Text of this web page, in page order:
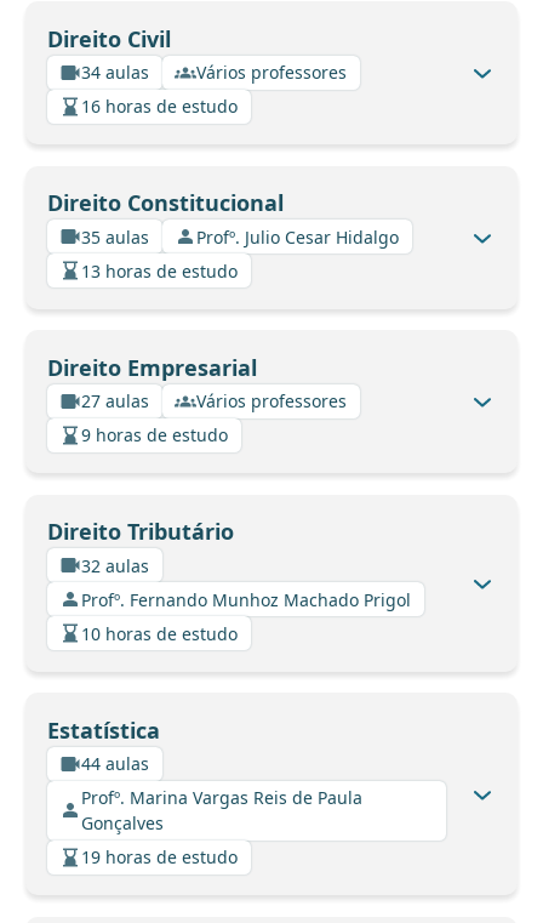
Direito Civil
34 aulas
Vários professores
16 horas de estudo
Direito Constitucional
35 aulas
Profº. Julio Cesar Hidalgo
13 horas de estudo
Direito Empresarial
27 aulas
Vários professores
9 horas de estudo
Direito Tributário
32 aulas
Profº. Fernando Munhoz Machado Prigol
10 horas de estudo
Estatística
44 aulas
Profº. Marina Vargas Reis de Paula
Gonçalves
19 horas de estudo